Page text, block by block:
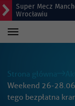
Super Mecz
Wrocławiu
Zaćmienie
Raport
Strona główna
Weekend 26-
tego bezpłatna